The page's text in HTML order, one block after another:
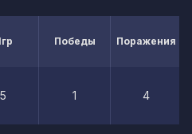
Победы Поражения
5 1 4